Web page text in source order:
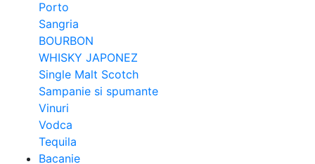
Porto
Sangria
BOURBON
WHISKY JAPONEZ
Single Malt Scotch
Sampanie si spumante
Vinuri
Vodca
Tequila
Bacanie